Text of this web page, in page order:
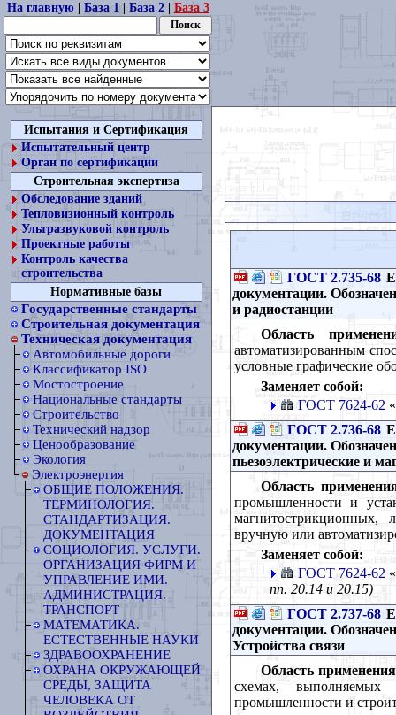
На главную| База 1| База 2| База 3
Испытания и Сертификация
Испытательный центр
Орган по сертификации
Строительная экспертиза
Обследование зданий
Тепловизионный контроль
Ультразвуковой контроль
Проектные работы
Контроль качества
строительства
Нормативные базы
Государственные стандарты
Строительная документация
Техническая документация
Автомобильные дороги
Классификатор ISO
Мостостроение
Национальные стандарты
Строительство
Технический надзор
Ценообразование
Экология
Электроэнергия
ОБЩИЕ ПОЛОЖЕНИЯ.
ТЕРМИНОЛОГИЯ.
СТАНДАРТИЗАЦИЯ.
ДОКУМЕНТАЦИЯ
СОЦИОЛОГИЯ. УСЛУГИ.
ОРГАНИЗАЦИЯ ФИРМ И
УПРАВЛЕНИЕ ИМИ.
АДМИНИСТРАЦИЯ.
ТРАНСПОРТ
МАТЕМАТИКА.
ЕСТЕСТВЕННЫЕ НАУКИ
ЗДРАВООХРАНЕНИЕ
ОХРАНА ОКРУЖАЮЩЕЙ
СРЕДЫ, ЗАЩИТА
ЧЕЛОВЕКА ОТ
ГОСТ 2.735-68
документации.
и радиостанции
Область
автоматизированным
условные графические
Заменяет собой:
ГОСТ 7624-62
ГОСТ 2.736-68
документации.
пьезоэлектрические и
Область
промышленности и
магнитострикционных,
вручную или
Заменяет собой:
ГОСТ 7624-62
пп. 20.14 и 20.15)
ГОСТ 2.737-68
документации.
Устройства связи
Область
схемах, выполняемых
промышленности и